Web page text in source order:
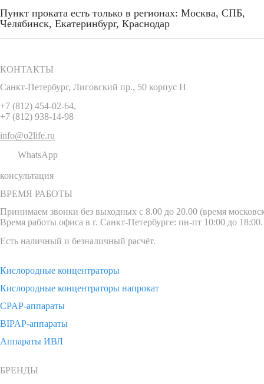
Пункт проката есть только в регионах: Москва, СПБ,
Челябинск, Екатеринбург, Краснодар
КОНТАКТЫ
Санкт-Петербург, Лиговский пр., 50 корпус Н
+7 (812) 454-02-64,
+7 (812) 938-14-98
info@o2life.ru
WhatsApp
консультация
ВРЕМЯ РАБОТЫ
Принимаем звонки без выходных с 8.00 до 20.00 (время
Время работы офиса в г. Санкт-Петербурге: пн-пт 10:00 до 18:00.
Есть наличный и безналичный расчёт.
Кислородные концентраторы
Кислородные концентраторы напрокат
CPAP-аппараты
BIPAP-аппараты
Аппараты ИВЛ
БРЕНДЫ